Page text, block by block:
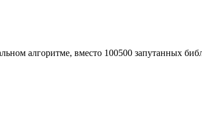
алгоритме, вместо 100500 запутанных